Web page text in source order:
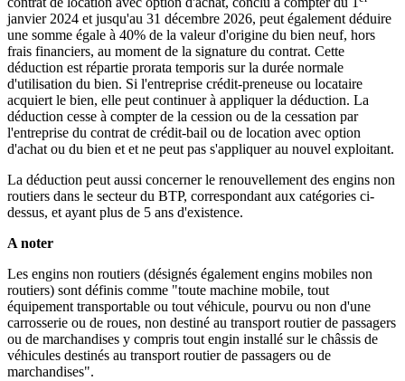
janvier 2024 et jusqu'au 31 décembre 2026, peut également déduire
une somme égale à 40% de la valeur d'origine du bien neuf, hors
frais financiers, au moment de la signature du contrat. Cette
déduction est répartie prorata temporis sur la durée normale
d'utilisation du bien. Si l'entreprise crédit-preneuse ou locataire
acquiert le bien, elle peut continuer à appliquer la déduction. La
déduction cesse à compter de la cession ou de la cessation par
l'entreprise du contrat de crédit-bail ou de location avec option
d'achat ou du bien et et ne peut pas s'appliquer au nouvel exploitant.
La déduction peut aussi concerner le renouvellement des engins non
routiers dans le secteur du BTP, correspondant aux catégories ci-
dessus, et ayant plus de 5 ans d'existence.
A noter
Les engins non routiers (désignés également engins mobiles non
routiers) sont définis comme "toute machine mobile, tout
équipement transportable ou tout véhicule, pourvu ou non d'une
carrosserie ou de roues, non destiné au transport routier de passagers
ou de marchandises y compris tout engin installé sur le châssis de
véhicules destinés au transport routier de passagers ou de
marchandises".